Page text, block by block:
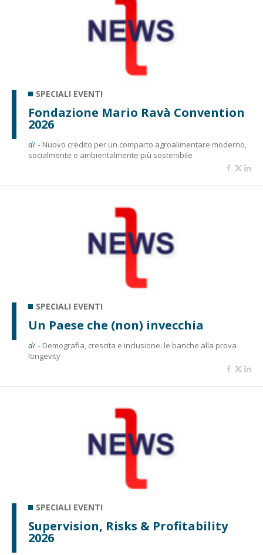
SPECIALI EVENTI
Fondazione Mario Ravà Convention
2026
di - Nuovo credito per un comparto agroalimentare moderno,
socialmente e ambientalmente più sostenibile
SPECIALI EVENTI
Un Paese che (non) invecchia
di - Demografia, crescita e inclusione: le banche alla prova
longevity
SPECIALI EVENTI
Supervision, Risks & Profitability
2026